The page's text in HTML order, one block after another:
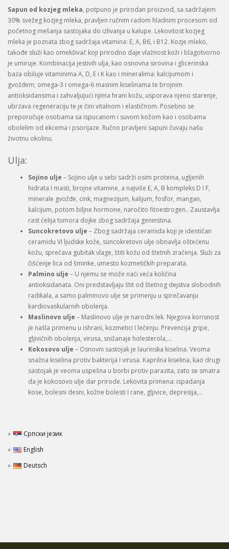
Sapun od kozjeg mleka, potpuno je prirodan proizvod, sa sadržajem
30% svežeg kozjeg mleka, pravljen ručnim radom hladnim procesom od
početnog mešanja sastojaka do izlivanja u kalupe. Lekovitost kozjeg
mleka je poznata zbog sadržaja vitamina: E, A, B6, i B12. Kozje mleko,
takođe služi kao omekšivač koji prirodno daje vlažnost koži i blagotvorno
je umiruje. Kombinacija jestivih ulja, kao osnovna sirovina i glicerinska
baza obiluje vitaminima A, D, E i K kao i mineralima: kalcijumom i
gvožđem; omega-3 i omega-6 masnim kiselinama te brojnim
antioksidansima i zahvaljujući njima hrani kožu, usporava njeno starenje,
ubrzava regeneraciju te je čini vitalnom i elastičnom. Posebno se
preporučuje osobama sa ispucanom i suvom kožom kao i osobama
obolelim od ekcema i psorijaze. Ručno pravljeni sapuni čuvaju našu
životnu okolinu.
Ulja:
Sojino ulje – Sojino ulje u sebi sadrži osim proteina, ugljenih
hidrata I masti, brojne vitamine, a najviše E, A, B kompleks D I F,
minerale gvožđe, cink, magnezijum, kalijum, fosfor, mangan,
kalcijum, potom biljne hormone, naročito fitoestrogen.. Zaustavlja
rast ćelija tumora dojke zbog sadržaja geninstina.
Suncokretovo ulje – Zbog sadržaja ceramida koji je identičan
ceramidu VI ljudske kože, suncokretovo ulje obnavlja oštećenu
kožu, sprečava gubitak vlage, štiti kožu od štetnih zračenja. Služi za
čišćenje lica od šminke, umesto kozmetičkih preparata.
Palmino ulje – U njemu se može naći veća količina
antioksidanata. Oni predstavljaju štit od štetnog dejstva slobodnih
radikala, a samo palminovo ulje se primenju u sprečavanju
kardiovaskularnih obolenja.
Maslinovo ulje – Maslinovo ulje je narodni lek. Njegova korisnost
je našla primenu u ishrani, kozmetici I lečenju. Prevencija gripe,
gljivičnih obolenja, virusa, snižanaje holesterola,…
Kokosovo ulje – Osnovni sastojak je laurinska kiselina. Veoma
snažna kiselina protiv bakterija I virusa. Kaprilna kiselina, kao drugi
sastojak je veoma uspešna u borbi protiv parazita, zato se smatra
da je kokosovo ulje dar prirode. Lekovita primena: ispadanja
kose, bolesni desni, kožne bolesti I rane, gljivice, depresija,…
Српски језик
English
Deutsch